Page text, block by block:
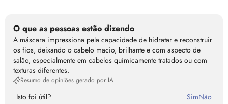
O que as pessoas estão dizendo
A máscara impressiona pela capacidade de hidratar e reconstruir
os fios, deixando o cabelo macio, brilhante e com aspecto de
salão, especialmente em cabelos quimicamente tratados ou com
texturas diferentes.
Resumo de opiniões gerado por IA
Isto foi útil? SimNão